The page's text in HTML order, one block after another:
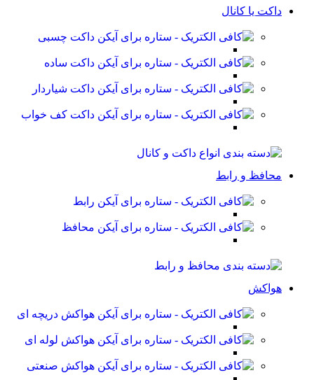
داکت یا کانال
داکت چسبی
داکت ساده
داکت شیاردار
داکت کف خواب
محافظ و رابط
رابط
محافظ
هواکش
هواکش دریچه ای
هواکش لوله ای
هواکش صنعتی